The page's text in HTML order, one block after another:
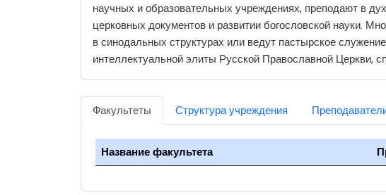
научных и образовательных учреждениях, преподают в
церковных документов и развитии богословской науки.
в синодальных структурах или ведут пастырское
интеллектуальной элиты Русской Православной Церкви,
Факультеты Структура учреждения
Название факультета